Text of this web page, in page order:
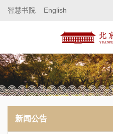
智慧书院 English
新闻公告